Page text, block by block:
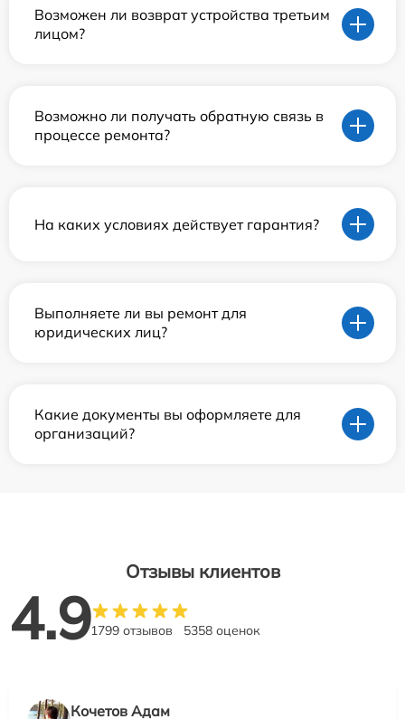
Возможен ли возврат устройства третьим
лицом?
Возможно ли получать обратную связь в
процессе ремонта?
На каких условиях действует гарантия?
Выполняете ли вы ремонт для
юридических лиц?
Какие документы вы оформляете для
организаций?
Отзывы клиентов
4.91799 отзывов 5358 оценок
Кочетов Адам